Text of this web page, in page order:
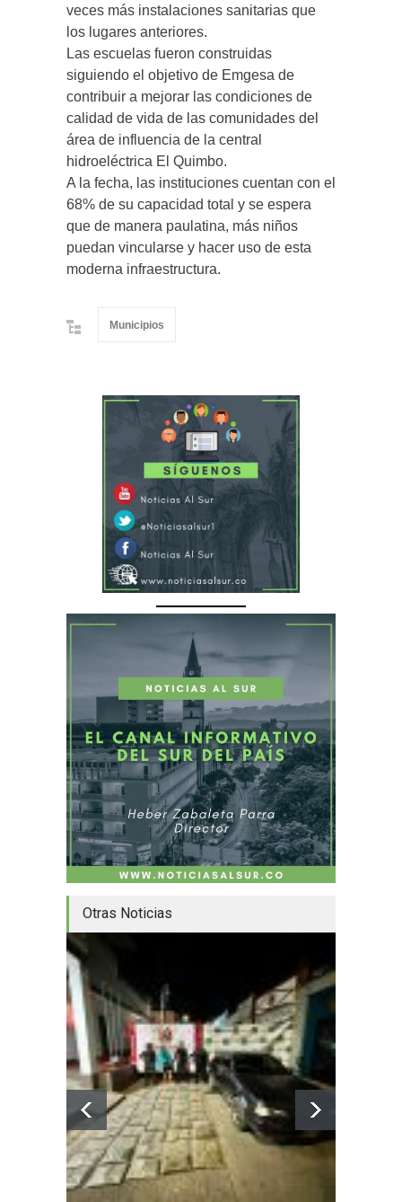
veces más instalaciones sanitarias que
los lugares anteriores.
Las escuelas fueron construidas
siguiendo el objetivo de Emgesa de
contribuir a mejorar las condiciones de
calidad de vida de las comunidades del
área de influencia de la central
hidroeléctrica El Quimbo.
A la fecha, las instituciones cuentan con el
68% de su capacidad total y se espera
que de manera paulatina, más niños
puedan vincularse y hacer uso de esta
moderna infraestructura.
Municipios
Otras Noticias